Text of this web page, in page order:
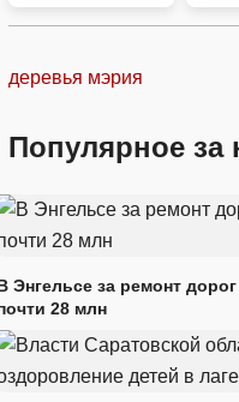
деревья мэрия
Популярное за
Энгельсе за ремонт
28 млн